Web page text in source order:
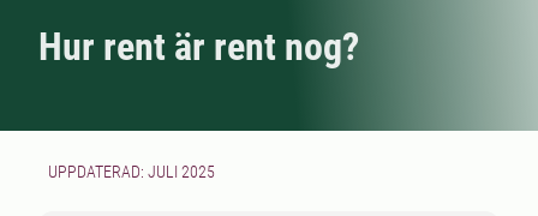
Hur rent är rent nog?
UPPDATERAD: JULI 2025